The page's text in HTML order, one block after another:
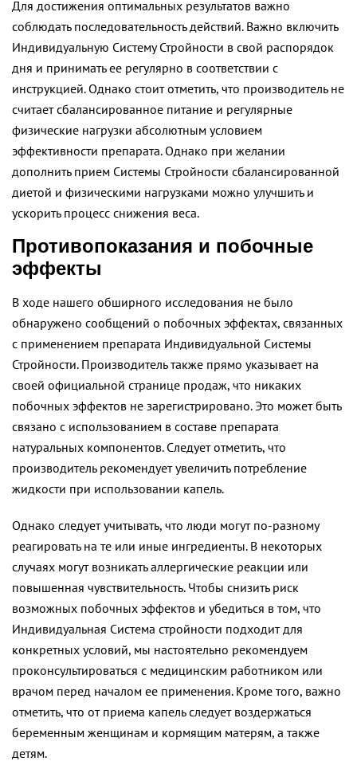
Для достижения оптимальных результатов важно
соблюдать последовательность действий. Важно включить
Индивидуальную Систему Стройности в свой распорядок
дня и принимать ее регулярно в соответствии с
инструкцией. Однако стоит отметить, что производитель не
считает сбалансированное питание и регулярные
физические нагрузки абсолютным условием
эффективности препарата. Однако при желании
дополнить прием Системы Стройности сбалансированной
диетой и физическими нагрузками можно улучшить и
ускорить процесс снижения веса.
Противопоказания и побочные
эффекты
В ходе нашего обширного исследования не было
обнаружено сообщений о побочных эффектах, связанных
с применением препарата Индивидуальной Системы
Стройности. Производитель также прямо указывает на
своей официальной странице продаж, что никаких
побочных эффектов не зарегистрировано. Это может быть
связано с использованием в составе препарата
натуральных компонентов. Следует отметить, что
производитель рекомендует увеличить потребление
жидкости при использовании капель.
Однако следует учитывать, что люди могут по-разному
реагировать на те или иные ингредиенты. В некоторых
случаях могут возникать аллергические реакции или
повышенная чувствительность. Чтобы снизить риск
возможных побочных эффектов и убедиться в том, что
Индивидуальная Система стройности подходит для
конкретных условий, мы настоятельно рекомендуем
проконсультироваться с медицинским работником или
врачом перед началом ее применения. Кроме того, важно
отметить, что от приема капель следует воздержаться
беременным женщинам и кормящим матерям, а также
детям.